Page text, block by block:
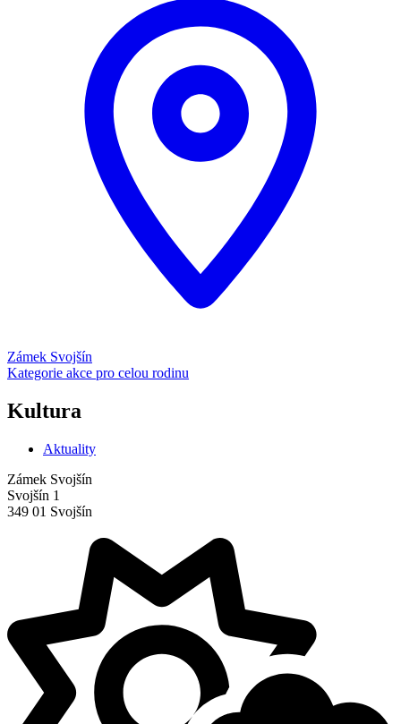
Zámek Svojšín
Kategorie akce pro celou rodinu
Kultura
Aktuality
Zámek Svojšín
Svojšín 1
349 01 Svojšín